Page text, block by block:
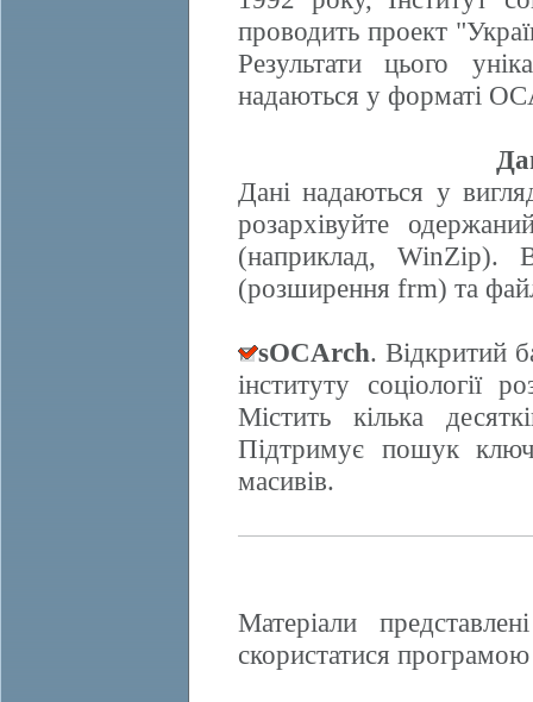
проводить проект
Результати цього
надаються у форматі
Дані надаються у
розархівуйте
(наприклад, WinZip).
(розширення frm) та
sOCArch. Відкритий
інституту соціології
Містить кілька
Підтримує пошук
масивів.
Матеріали
скористатися